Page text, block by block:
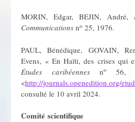
MORIN, Edgar, BEJIN, André,
Communications no 25, 1976.
PAUL, Bénédique, GOVAIN,
Evens, « En Haïti, des crises qui
Études caribéennesno56,
<http://journals.openedition.org/
consulté le 10 avril 2024.
Comité scientifique